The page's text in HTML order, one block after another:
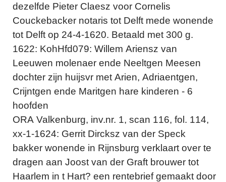
dezelfde Pieter Claesz voor Cornelis
Couckebacker notaris tot Delft mede wonende
tot Delft op 24-4-1620. Betaald met 300 g.
1622: KohHfd079: Willem Ariensz van
Leeuwen molenaer ende Neeltgen Meesen
dochter zijn huijsvr met Arien, Adriaentgen,
Crijntgen ende Maritgen hare kinderen - 6
hoofden
ORA Valkenburg, inv.nr. 1, scan 116, fol. 114,
xx-1-1624: Gerrit Dircksz van der Speck
bakker wonende in Rijnsburg verklaart over te
dragen aan Joost van der Graft brouwer tot
Haarlem in t Hart? een rentebrief gemaakt door